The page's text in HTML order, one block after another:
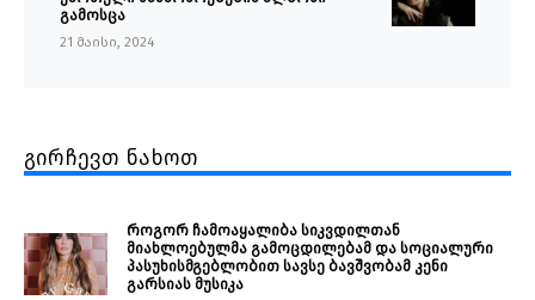
გამოსცა
21 მაისი, 2024
გირჩევთ ნახოთ
როგორ ჩამოაყალიბა სიკვდილთან
მიახლოებულმა გამოცდილებამ და სოციალური
პასუხისმგებლობით სავსე ბავშვობამ კენი
გარსიას მუსიკა